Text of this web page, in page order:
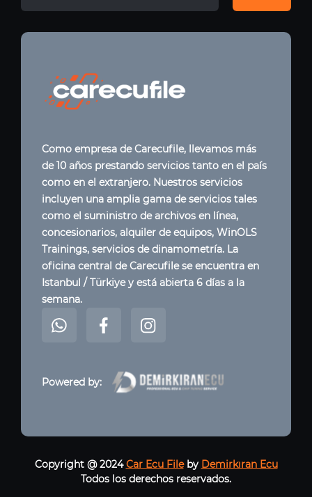
Como empresa de Carecufile, llevamos más
de 10 años prestando servicios tanto en el país
como en el extranjero. Nuestros servicios
incluyen una amplia gama de servicios tales
como el suministro de archivos en línea,
concesionarios, alquiler de equipos, WinOLS
Trainings, servicios de dinamometría. La
oficina central de Carecufile se encuentra en
Istanbul / Türkiye y está abierta 6 días a la
semana.
Powered by:
Copyright @ 2024Car Ecu Fileby Demirkıran Ecu
Todos los derechos reservados.